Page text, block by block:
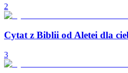
2
Cytat z Biblii od Aletei dla
3